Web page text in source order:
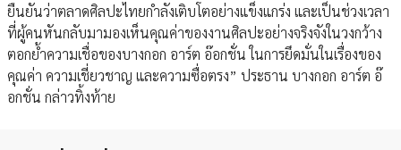
ยืนยันว่าตลาดศิลปะไทยกำลังเติบโตอย่างแข็งแกร่ง และเป็นช่วงเวลา
ที่ผู้คนหันกลับมามองเห็นคุณค่าของงานศิลปะอย่างจริงจังในวงกว้าง
ตอกย้ำความเชื่อของบางกอก อาร์ต อ๊อกชั่น ในการยึดมั่นในเรื่องของ
คุณค่า ความเชี่ยวชาญ และความซื่อตรง” ประธาน บางกอก อาร์ต อ๊
อกชั่น กล่าวทิ้งท้าย